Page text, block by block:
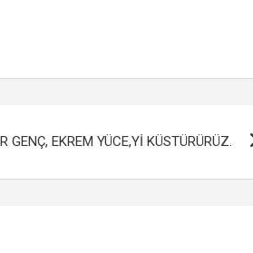
GENÇ, EKREM YÜCE,Yİ KÜSTÜRÜRÜZ.